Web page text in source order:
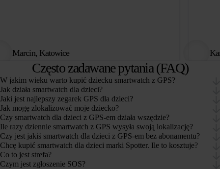
Marcin, Katowice
Często zadawane pytania (FAQ)
W jakim wieku warto kupić dziecku smartwatch z GPS?
Jak działa smartwatch dla dzieci?
Jaki jest najlepszy zegarek GPS dla dzieci?
Jak mogę zlokalizować moje dziecko?
Czy smartwatch dla dzieci z GPS-em działa wszędzie?
Ile razy dziennie smartwatch z GPS wysyła swoją lokalizację?
Czy jest jakiś smartwatch dla dzieci z GPS-em bez abonamentu?
Chcę kupić smartwatch dla dzieci marki Spotter. Ile to kosztuje?
Co to jest strefa?
Czym jest zgłoszenie SOS?